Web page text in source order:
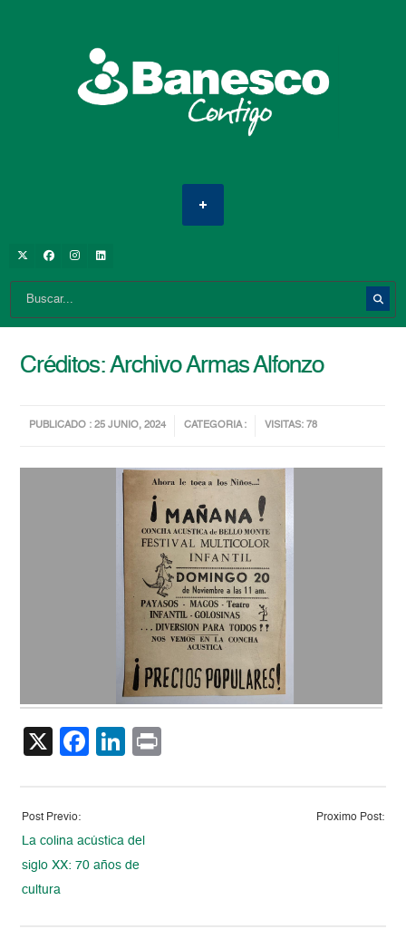
Créditos: Archivo Armas Alfonzo
PUBLICADO : 25 JUNIO, 2024 CATEGORIA : VISITAS: 78
X Facebook
LinkedIn
Post Previo:
La colina acústica del
siglo XX: 70 años de
cultura
Proximo Post: